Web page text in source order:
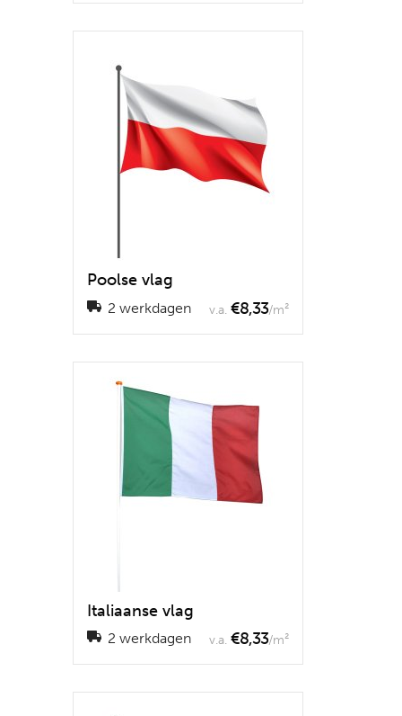
Poolse vlag
2 werkdagen v.a. €8,33/m²
Italiaanse vlag
2 werkdagen v.a. €8,33/m²